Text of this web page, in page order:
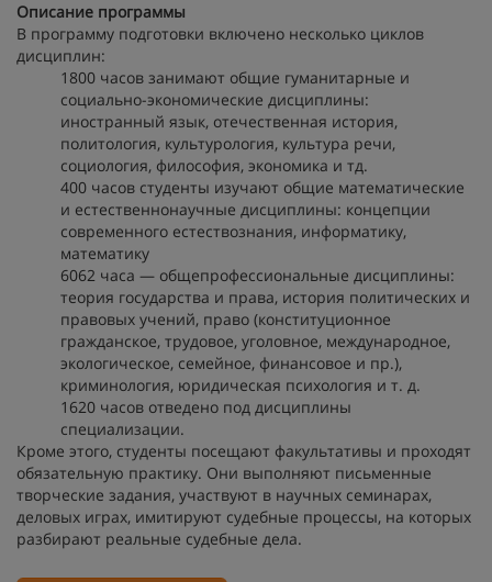
Описание программы
В программу подготовки включено несколько циклов
дисциплин:
1800 часов занимают общие гуманитарные и
социально-экономические дисциплины:
иностранный язык, отечественная история,
политология, культурология, культура речи,
социология, философия, экономика и тд.
400 часов студенты изучают общие математические
и естественнонаучные дисциплины: концепции
современного естествознания, информатику,
математику
6062 часа — общепрофессиональные дисциплины:
теория государства и права, история политических и
правовых учений, право (конституционное
гражданское, трудовое, уголовное, международное,
экологическое, семейное, финансовое и пр.),
криминология, юридическая психология и т. д.
1620 часов отведено под дисциплины
специализации.
Кроме этого, студенты посещают факультативы и проходят
обязательную практику. Они выполняют письменные
творческие задания, участвуют в научных семинарах,
деловых играх, имитируют судебные процессы, на которых
разбирают реальные судебные дела.